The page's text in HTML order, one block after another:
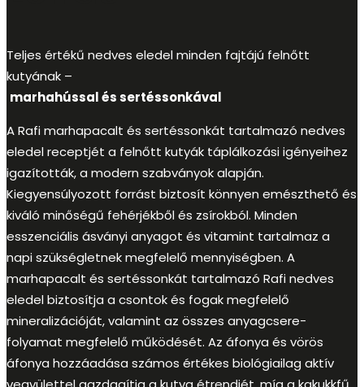
Teljes értékű nedves eledel minden fajtájú felnőtt
kutyának –
marhahússal és sertéssonkával
A Rafi marhapacalt és sertéssonkát tartalmazó nedves
eledel receptjét a felnőtt kutyák táplálkozási igényeihez
igazították, a modern szabványok alapján.
Kiegyensúlyozott forrást biztosít könnyen emészthető és
kiváló minőségű fehérjékből és zsírokból. Minden
esszenciális ásványi anyagot és vitamint tartalmaz a
napi szükségletnek megfelelő mennyiségben. A
marhapacalt és sertéssonkát tartalmazó Rafi nedves
eledel biztosítja a csontok és fogak megfelelő
mineralizációját, valamint az összes anyagcsere-
folyamat megfelelő működését. Az áfonya és vörös
áfonya hozzáadása számos értékes biológiailag aktív